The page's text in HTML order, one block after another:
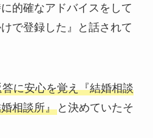
的確なアドバイスをして
で登録した』と話されて
に安心を覚え『結婚相談
相談所』と決めていたそ